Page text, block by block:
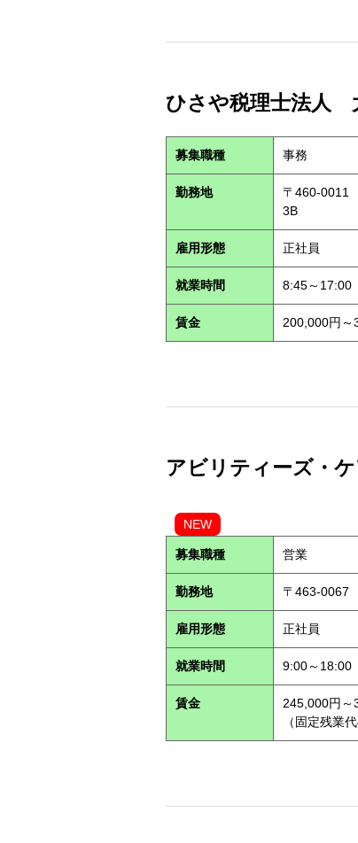
ひさや税理士法人
募集職種 事務
勤務地
〒460-0011
3B
雇用形態 正社員
就業時間 8:45～17:00
賃金 200,000円～
アビリティーズ・
NEW
募集職種 営業
勤務地 〒463-0067
雇用形態 正社員
就業時間 9:00～18:00
賃金
245,000円～
（固定残業